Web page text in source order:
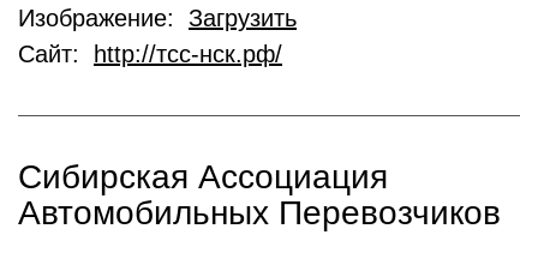
Изображение: Загрузить
Сайт:
http://тсс-нск.рф/
Сибирская Ассоциация
Автомобильных Перевозчиков